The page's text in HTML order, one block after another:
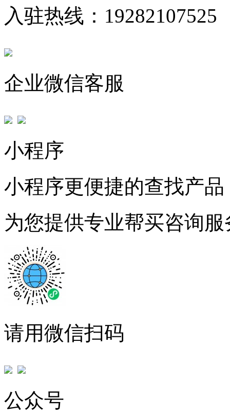
入驻热线：19282107525
企业微信客服
小程序
小程序更便捷的查找产品
为您提供专业帮买咨询服
请用微信扫码
公众号